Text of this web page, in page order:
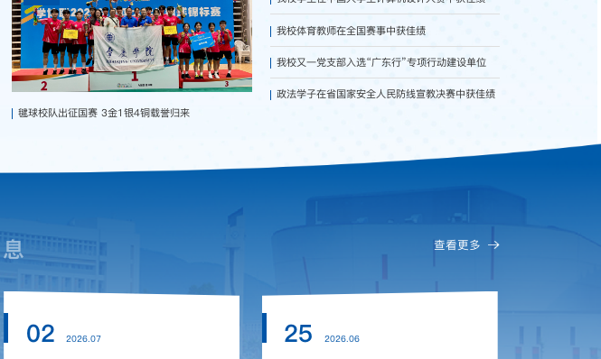
毽球校队出征国赛 3金1银4铜载誉归来
我校体育教师在全国赛事中获佳绩
我校又一党支部入选“广东行”专项行动建设单位
政法学子在省国家安全人民防线宣教决赛中获佳绩
查看更多
息
02 2026.07 25 2026.06